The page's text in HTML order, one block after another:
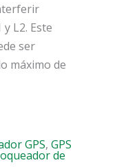
L2. Este
ser
máximo de
GPS, GPS
de